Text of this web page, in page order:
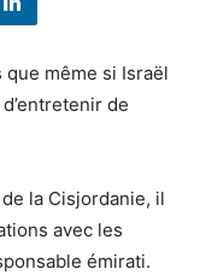
que même si Israël
de
la Cisjordanie, il
avec les
émirati.